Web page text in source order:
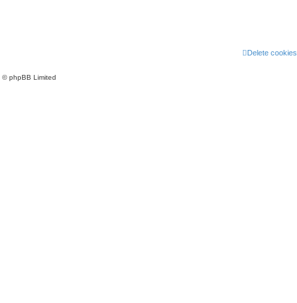
Delete cookies
© phpBB Limited